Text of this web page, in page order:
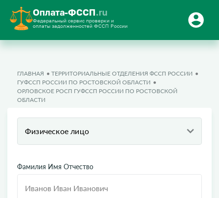
Оплата-ФССП.ru
Федеральный сервис проверки и
оплаты задолженностей ФССП России
ГЛАВНАЯ
ТЕРРИТОРИАЛЬНЫЕ ОТДЕЛЕНИЯ ФССП РОССИИ
ГУФССП РОССИИ ПО РОСТОВСКОЙ ОБЛАСТИ
ОРЛОВСКОЕ РОСП ГУФССП РОССИИ ПО РОСТОВСКОЙ
ОБЛАСТИ
Физическое лицо
Фамилия Имя Отчество